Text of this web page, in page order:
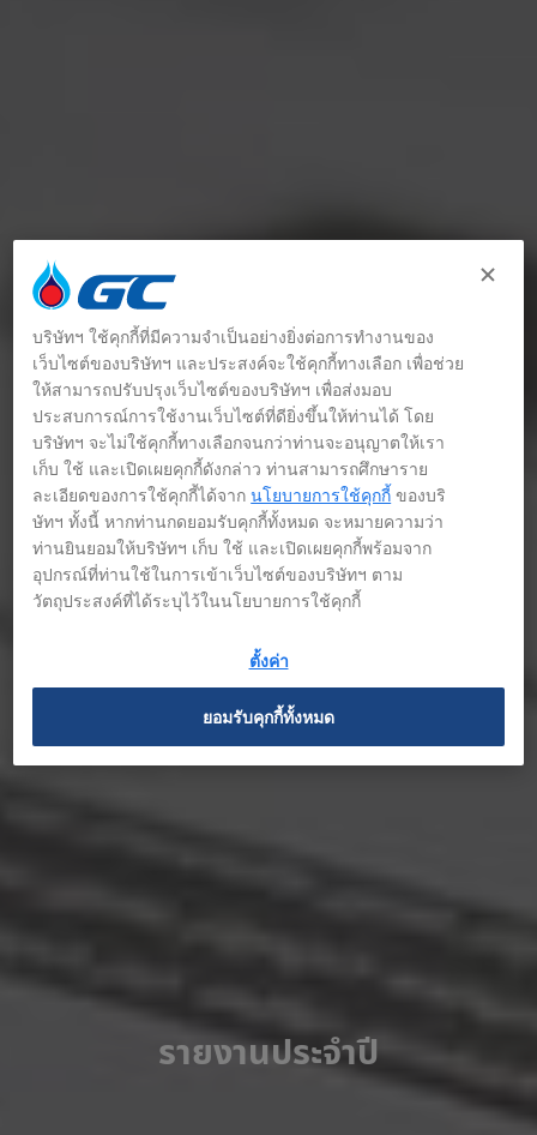
รายงานประจำปี
บริษัทฯ ใช้คุกกี้ที่มีความจำเป็นอย่างยิ่งต่อการทำงานของ
เว็บไซต์ของบริษัทฯ และประสงค์จะใช้คุกกี้ทางเลือก เพื่อช่วย
ให้สามารถปรับปรุงเว็บไซต์ของบริษัทฯ เพื่อส่งมอบ
ประสบการณ์การใช้งานเว็บไซต์ที่ดียิ่งขึ้นให้ท่านได้ โดย
บริษัทฯ จะไม่ใช้คุกกี้ทางเลือกจนกว่าท่านจะอนุญาตให้เรา
เก็บ ใช้ และเปิดเผยคุกกี้ดังกล่าว ท่านสามารถศึกษาราย
ละเอียดของการใช้คุกกี้ได้จากนโยบายการใช้คุกกี้ ของบริ
ษัทฯ ทั้งนี้ หากท่านกดยอมรับคุกกี้ทั้งหมด จะหมายความว่า
ท่านยินยอมให้บริษัทฯ เก็บ ใช้ และเปิดเผยคุกกี้พร้อมจาก
อุปกรณ์ที่ท่านใช้ในการเข้าเว็บไซต์ของบริษัทฯ ตาม
วัตถุประสงค์ที่ได้ระบุไว้ในนโยบายการใช้คุกกี้
ตั้งค่า
ยอมรับคุกกี้ทั้งหมด